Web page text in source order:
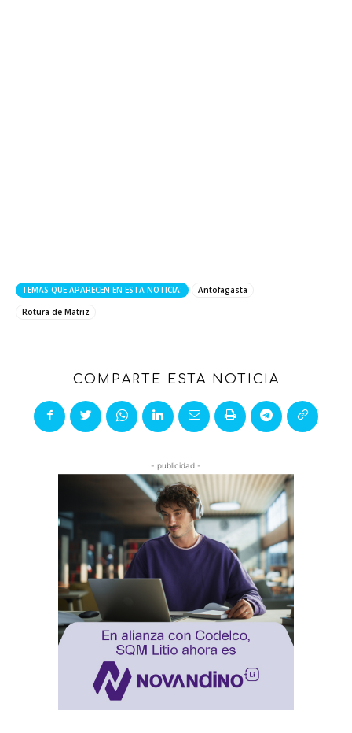
TEMAS QUE APARECEN EN ESTA NOTICIA:
Antofagasta
Rotura de Matriz
COMPARTE ESTA NOTICIA
- publicidad -